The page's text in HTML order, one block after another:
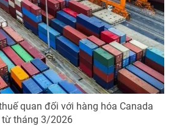
quan đối với hàng hóa Canada
từ tháng 3/2026